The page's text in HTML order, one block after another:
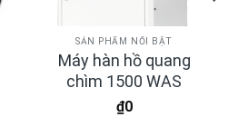
SẢN PHẨM NỔI BẬT
Máy hàn hồ quang
chìm 1500 WAS
₫0